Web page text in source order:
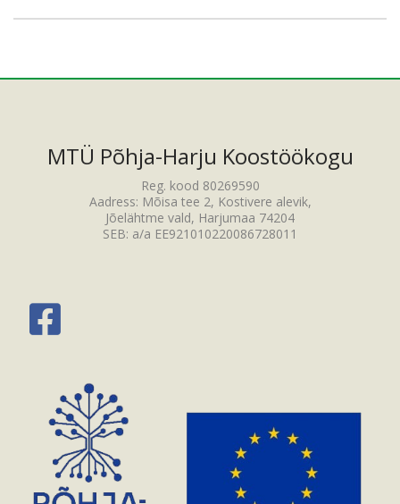
MTÜ Põhja-Harju Koostöökogu
Reg. kood 80269590
Aadress: Mõisa tee 2, Kostivere alevik,
Jõelähtme vald, Harjumaa 74204
SEB: a/a EE921010220086728011